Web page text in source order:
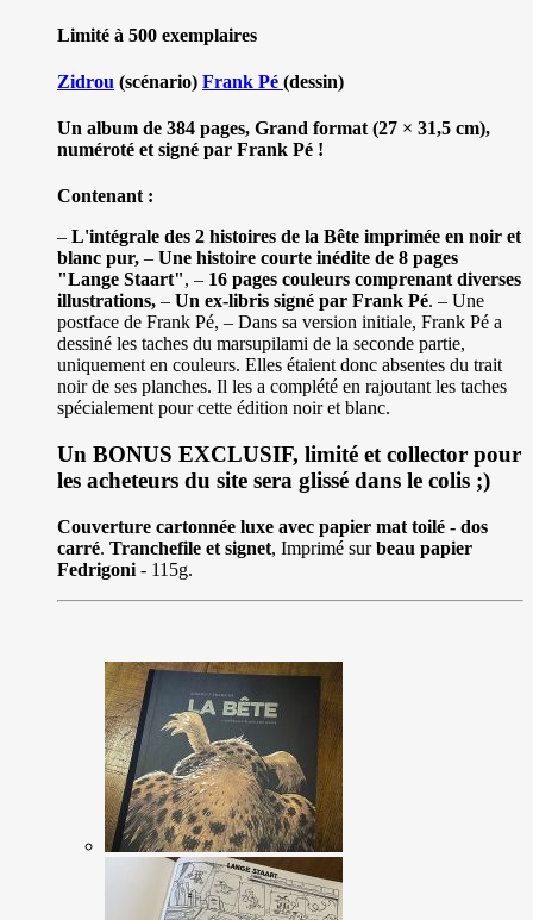
Limité à 500 exemplaires
Zidrou (scénario) Frank Pé (dessin)
Un album de 384 pages, Grand format (27 × 31,5 cm),
numéroté et signé par Frank Pé !
Contenant :
– L'intégrale des 2 histoires de la Bête imprimée en noir et
blanc pur, – Une histoire courte inédite de 8 pages
"Lange Staart", – 16 pages couleurs comprenant diverses
illustrations, – Un ex-libris signé par Frank Pé. – Une
postface de Frank Pé, – Dans sa version initiale, Frank Pé a
dessiné les taches du marsupilami de la seconde partie,
uniquement en couleurs. Elles étaient donc absentes du trait
noir de ses planches. Il les a complété en rajoutant les taches
spécialement pour cette édition noir et blanc.
Un BONUS EXCLUSIF, limité et collector pour
les acheteurs du site sera glissé dans le colis ;)
Couverture cartonnée luxe avec papier mat toilé - dos
carré. Tranchefile et signet, Imprimé surbeau papier
Fedrigoni - 115g.